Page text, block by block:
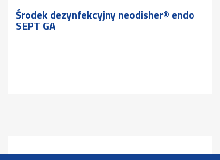
Środek dezynfekcyjny neodisher® endo
SEPT GA